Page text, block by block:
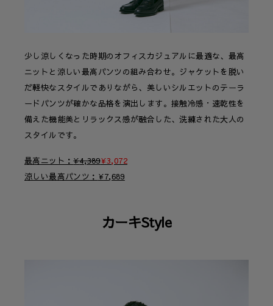
少し涼しくなった時期のオフィスカジュアルに最適な、最高
ニットと涼しい最高パンツの組み合わせ。ジャケットを脱い
だ軽快なスタイルでありながら、美しいシルエットのテーラ
ードパンツが確かな品格を演出します。接触冷感・速乾性を
備えた機能美とリラックス感が融合した、洗練された大人の
スタイルです。
最高ニット ¥4,389¥3,072
涼しい最高パンツ
¥7,689
カーキStyle